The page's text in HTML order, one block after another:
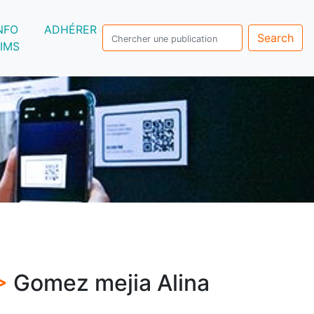
ADHÉRER
Search
Gomez mejia Alina